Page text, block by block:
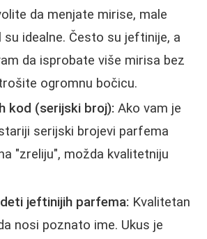
da menjate mirise, male
su idealne. Često su jeftinije, a
da isprobate više mirisa bez
ogromnu bočicu.
kod (serijski broj): Ako vam je
serijski brojevi parfema
"zreliju", možda kvalitetniju
jeftinijih parfema: Kvalitetan
nosi poznato ime. Ukus je